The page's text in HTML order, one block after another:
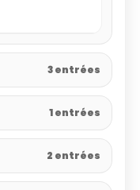
3 entrées
1 entrées
2 entrées